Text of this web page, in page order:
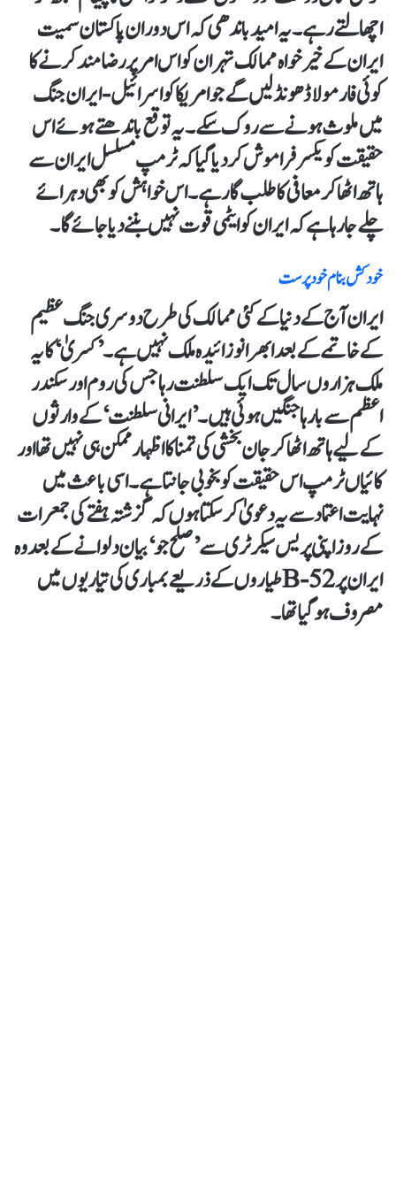
اچھالتے رہے۔ یہ امید باندھی کہ اس دوران پاکستان سمیت
ایران کے خیرخواہ ممالک تہران کو اس امر پر رضا مند کرنے کا
کوئی فارمولا ڈھونڈ لیں گے جو امریکا کو اسرائیل-ایران جنگ
میں ملوث ہونے سے روک سکے۔ یہ توقع باندھتے ہوئے اس
حقیقت کو یکسرفراموش کردیا گیا کہ ٹرمپ مسلسل ایران سے
ہاتھ اٹھاکر معافی کا طلب گار ہے۔ اس خواہش کو بھی دہرائے
چلے جارہا ہے کہ ایران کو ایٹمی قوت نہیں بننے دیا جائے گا۔
خود کش بنام خود پرست
ایران آج کے دنیا کے کئی ممالک کی طرح دوسری جنگ عظیم
کے خاتمے کے بعد ابھرا نوزائیدہ ملک نہیں ہے۔ ’کسریٰ‘ کایہ
ملک ہزاروں سال تک ایک سلطنت رہا جس کی روم اور سکندر
اعظم سے بارہا جنگیں ہوئی ہیں۔ ’ایرانی سلطنت‘ کے وارثوں
کے لیے ہاتھ اٹھاکر جان بخشی کی تمنا کا اظہار ممکن ہی نہیں تھا اور
کائیاں ٹرمپ اس حقیقت کو بخوبی جانتا ہے۔ اسی باعث میں
نہایت اعتماد سے یہ دعویٰ کرسکتا ہوں کہ گزشتہ ہفتے کی جمعرات
کے روز اپنی پریس سیکرٹری سے ’صلح جو‘ بیان دلوانے کے بعد وہ
ایران پر B-52طیاروں کے ذریعے بمباری کی تیاریوں میں
مصروف ہوگیاتھا۔